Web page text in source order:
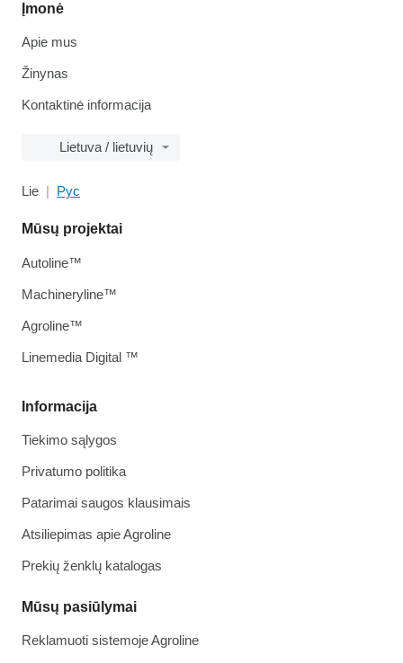
Įmonė
Apie mus
Žinynas
Kontaktinė informacija
Lietuva / lietuvių
Lie Рус
Informacija
Tiekimo sąlygos
Privatumo politika
Patarimai saugos klausimais
Atsiliepimas apie Agroline
Prekių ženklų katalogas
Mūsų pasiūlymai
Reklamuoti sistemoje Agroline
Mūsų projektai
Autoline™
Machineryline™
Agroline™
Linemedia Digital ™